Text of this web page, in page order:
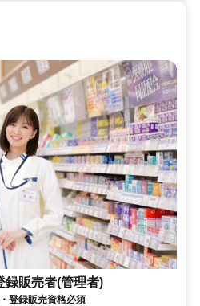
録販売者(管理者)
登録販売資格必須